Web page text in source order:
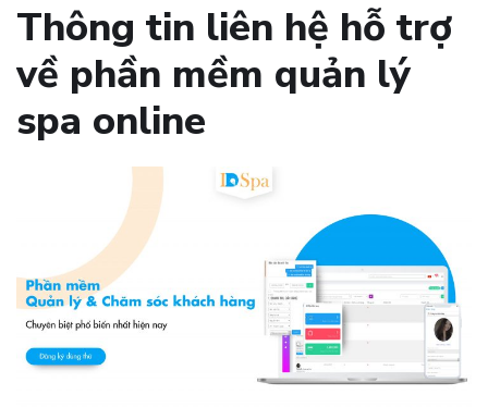
Thông tin liên hệ hỗ trợ
về phần mềm quản lý
spa online